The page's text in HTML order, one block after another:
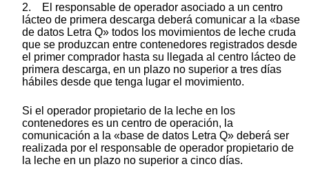
2. El responsable de operador asociado a un centro
lácteo de primera descarga deberá comunicar a la «base
de datos Letra Q» todos los movimientos de leche cruda
que se produzcan entre contenedores registrados desde
el primer comprador hasta su llegada al centro lácteo de
primera descarga, en un plazo no superior a tres días
hábiles desde que tenga lugar el movimiento.
Si el operador propietario de la leche en los
contenedores es un centro de operación, la
comunicación a la «base de datos Letra Q» deberá ser
realizada por el responsable de operador propietario de
la leche en un plazo no superior a cinco días.